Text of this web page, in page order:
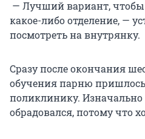
— Лучший вариант, чтобы
какое-либо отделение, —
посмотреть на внутрянку.
Сразу после окончания
обучения парню пришлось
поликлинику. Изначально
обрадовался, потому что